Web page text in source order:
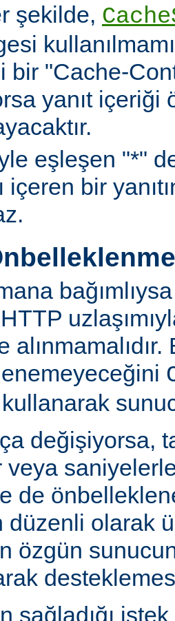
şekilde,
bir "Cache-
yanıt içeriği
eşleşen "*"
içeren bir
kullanarak
değişiyorsa,
veya
de
düzenli olarak
özgün
sağladığı istek